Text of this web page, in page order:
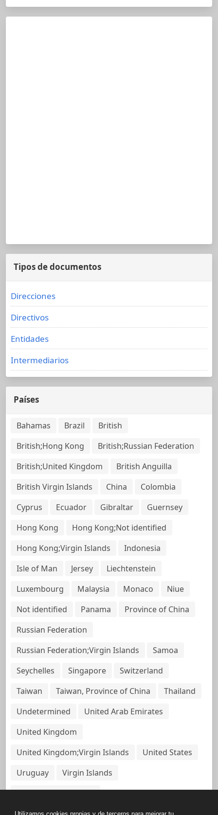
Tipos de documentos
Direcciones
Directivos
Entidades
Intermediarios
Países
Bahamas Brazil
British
British;Hong Kong
British;Russian Federation
British;United Kingdom
British Anguilla
British Virgin Islands
China
Colombia
Cyprus
Ecuador Gibraltar
Guernsey
Hong Kong
Hong Kong;Not identified
Hong Kong;Virgin Islands
Indonesia
Isle of Man
Jersey
Liechtenstein
Luxembourg
Malaysia Monaco
Niue
Not identified
Panama
Province of China
Russian Federation
Russian Federation;Virgin Islands
Samoa
Seychelles
Singapore
Switzerland
Taiwan
Taiwan, Province of China
Thailand
Undetermined
United Arab Emirates
United Kingdom
United Kingdom;Virgin Islands
United States
Uruguay
Virgin Islands
Virgin Islands, British